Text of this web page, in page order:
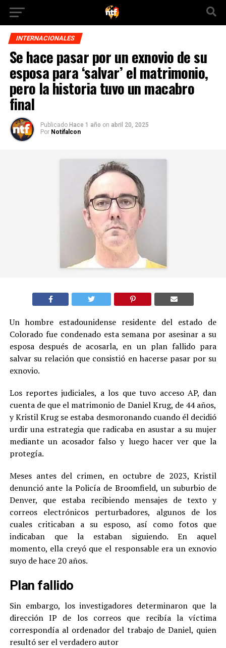
INTERNACIONALES
Se hace pasar por un exnovio de su
esposa para ‘salvar’ el matrimonio,
pero la historia tuvo un macabro
final
Publicado Hace 1 año on abril 20, 2025
Por Notifalcon
Un hombre estadounidense residente del estado de
Colorado fue condenado esta semana por asesinar a su
esposa después de acosarla, en un plan fallido para
salvar su relación que consistió en hacerse pasar por su
exnovio.
Los reportes judiciales, a los que tuvo acceso AP, dan
cuenta de que el matrimonio de Daniel Krug, de 44 años,
y Kristil Krug se estaba desmoronando cuando él decidió
urdir una estrategia que radicaba en asustar a su mujer
mediante un acosador falso y luego hacer ver que la
protegía.
Meses antes del crimen, en octubre de 2023, Kristil
denunció ante la Policía de Broomfield, un suburbio de
Denver, que estaba recibiendo mensajes de texto y
correos electrónicos perturbadores, algunos de los
cuales criticaban a su esposo, así como fotos que
indicaban que la estaban siguiendo. En aquel
momento, ella creyó que el responsable era un exnovio
suyo de hace 20 años.
Plan fallido
Sin embargo, los investigadores determinaron que la
dirección IP de los correos que recibía la víctima
correspondía al ordenador del trabajo de Daniel, quien
resultó ser el verdadero autor